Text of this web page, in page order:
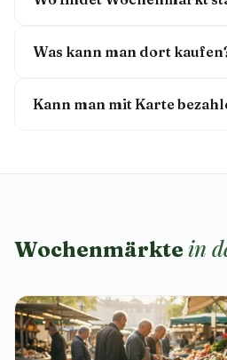
Was kann man dort
Kann man mit Karte
Wochenmärkte in